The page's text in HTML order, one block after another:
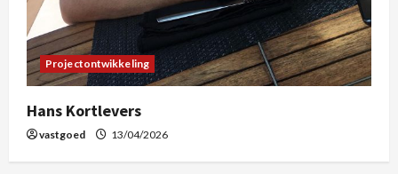
Projectontwikkeling
Hans Kortlevers
vastgoed 13/04/2026